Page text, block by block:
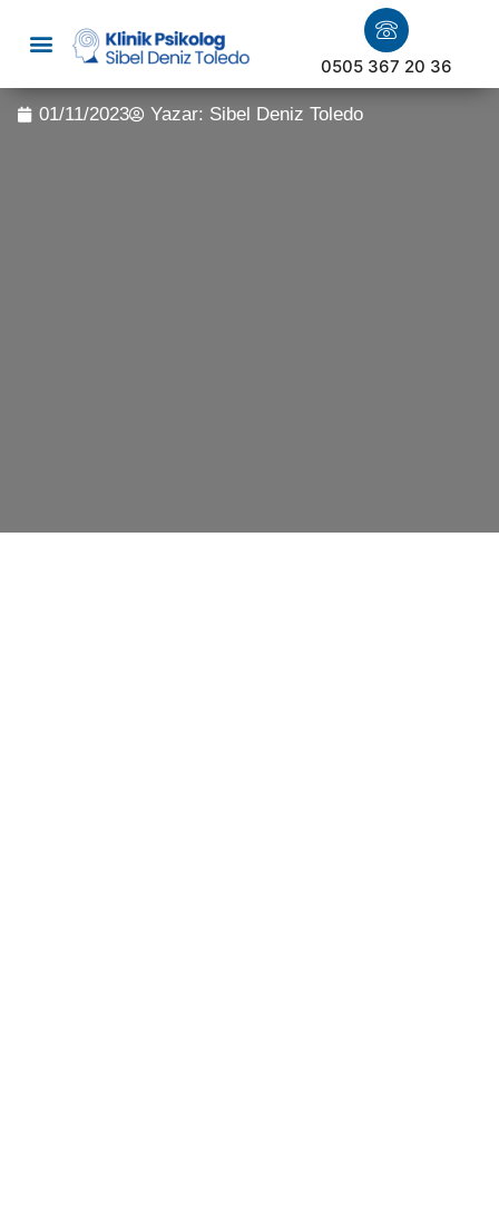
0505 367 20 36
01/11/2023 Yazar: Sibel Deniz Toledo